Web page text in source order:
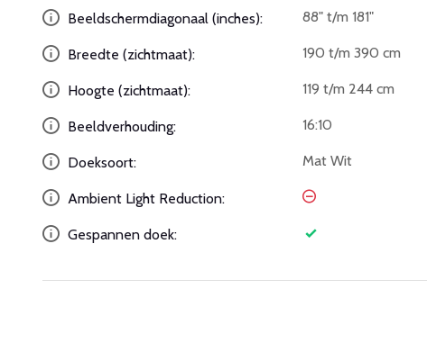
Beeldschermdiagonaal (inches): 88" t/m 181"
Breedte (zichtmaat): 190 t/m 390 cm
Hoogte (zichtmaat): 119 t/m 244 cm
Beeldverhouding: 16:10
Doeksoort: Mat Wit
Ambient Light Reduction:
Gespannen doek: